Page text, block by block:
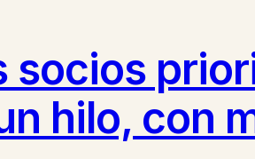
socios
hilo, con